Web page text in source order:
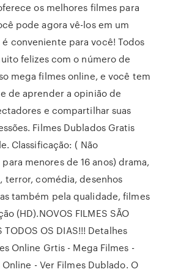
os melhores filmes para
pode agora vê-los em um
conveniente para você! Todos
felizes com o número de
mega filmes online, e você tem
de aprender a opinião de
e compartilhar suas
Filmes Dublados Gratis
Classificação: ( Não
menores de 16 anos) drama,
terror, comédia, desenhos
também pela qualidade, filmes
(HD).NOVOS FILMES SÃO
TODOS OS DIAS!!! Detalhes
Online Grtis - Mega Filmes -
- Ver Filmes Dublado. O